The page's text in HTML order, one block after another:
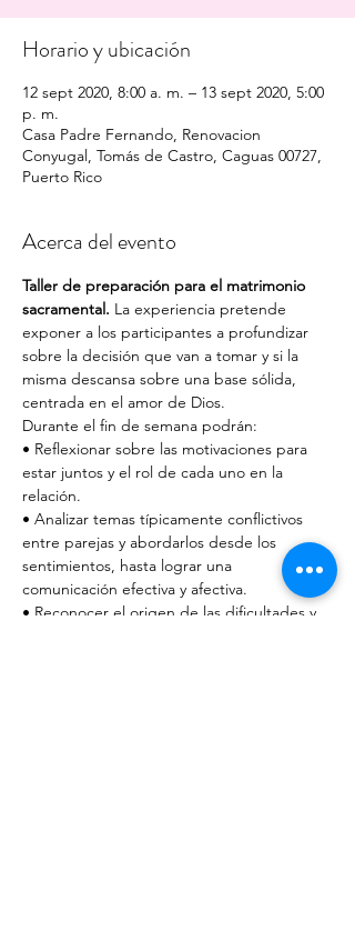
Horario y ubicación
12 sept 2020, 8:00 a. m. – 13 sept 2020, 5:00
p. m.
Casa Padre Fernando, Renovacion
Conyugal, Tomás de Castro, Caguas 00727,
Puerto Rico
Acerca del evento
Taller de preparación para el matrimonio
sacramental. La experiencia pretende
exponer a los participantes a profundizar
sobre la decisión que van a tomar y si la
misma descansa sobre una base sólida,
centrada en el amor de Dios.
Durante el fin de semana podrán:
• Reflexionar sobre las motivaciones para
estar juntos y el rol de cada uno en la
relación.
• Analizar temas típicamente conflictivos
entre parejas y abordarlos desde los
sentimientos, hasta lograr una
comunicación efectiva y afectiva.
• Reconocer el origen de las dificultades y